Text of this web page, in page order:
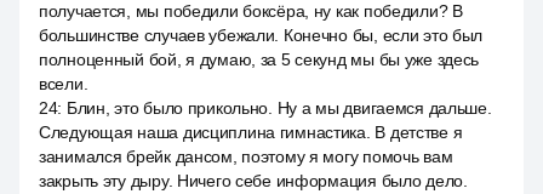
получается, мы победили боксёра, ну как победили? В
большинстве случаев убежали. Конечно бы, если это был
полноценный бой, я думаю, за 5 секунд мы бы уже здесь
всели.
24: Блин, это было прикольно. Ну а мы двигаемся дальше.
Следующая наша дисциплина гимнастика. В детстве я
занимался брейк дансом, поэтому я могу помочь вам
закрыть эту дыру. Ничего себе информация было дело.